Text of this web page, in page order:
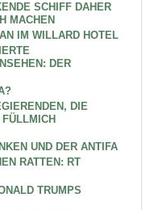
SCHIFF DAHER
MACHEN
IM WILLARD HOTEL
DER
DIE
UND DER ANTIFA
RATTEN: RT
TRUMPS